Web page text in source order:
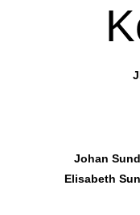
Johan
Elisabeth